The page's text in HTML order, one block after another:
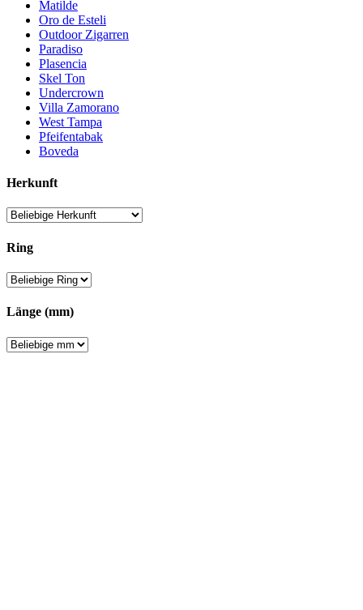
Matilde
Oro de Esteli
Outdoor Zigarren
Paradiso
Plasencia
Skel Ton
Undercrown
Villa Zamorano
West Tampa
Pfeifentabak
Boveda
Herkunft
Ring
Länge (mm)